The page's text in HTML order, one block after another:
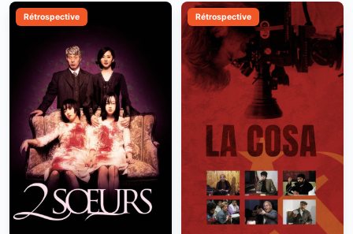
Rétrospective Rétrospective